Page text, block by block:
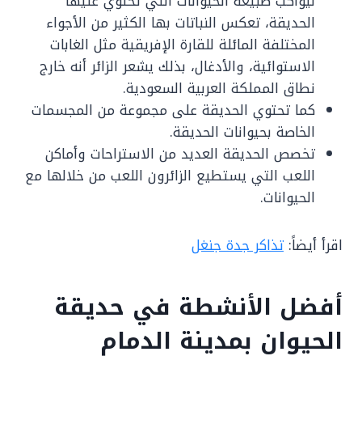
الحديقة، تعكس النباتات بها الكثير من الأجواء
المختلفة المائلة للقارة الإفريقية مثل الغابات
الاستوائية، والأدغال، بذلك يشعر الزائر أنه خارج
نطاق المملكة العربية السعودية.
كما تحتوي الحديقة على مجموعة من المجسمات
الخاصة بحيوانات الحديقة.
تخصص الحديقة العديد من الاستراحات وأماكن
اللعب التي يستطيع الزائرون اللعب من خلالها مع
الحيوانات.
اقرأ أيضاً: تذاكر جدة جنغل
أفضل الأنشطة في حديقة
الحيوان بمدينة الدمام